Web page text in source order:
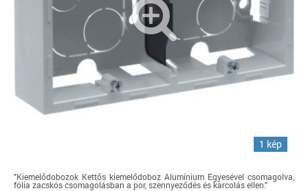
1 kép
"Kiemelődobozok Kettős kiemelődoboz Alumínium Egyesével csomagolva,
fólia zacskós csomagolásban a por, szennyeződés és karcolás ellen."